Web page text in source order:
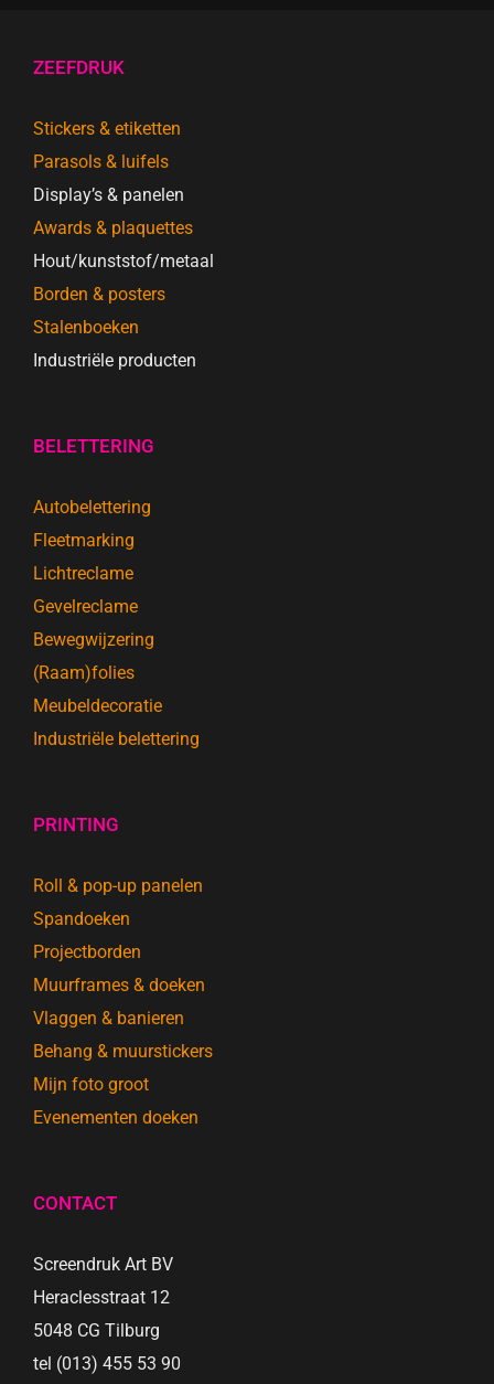
ZEEFDRUK
Stickers & etiketten
Parasols & luifels
Display’s & panelen
Awards & plaquettes
Hout/kunststof/metaal
Borden & posters
Stalenboeken
Industriële producten
BELETTERING
Autobelettering
Fleetmarking
Lichtreclame
Gevelreclame
Bewegwijzering
(Raam)folies
Meubeldecoratie
Industriële belettering
PRINTING
Roll & pop-up panelen
Spandoeken
Projectborden
Muurframes & doeken
Vlaggen & banieren
Behang & muurstickers
Mijn foto groot
Evenementen doeken
CONTACT
Screendruk Art BV
Heraclesstraat 12
5048 CG Tilburg
tel (013) 455 53 90